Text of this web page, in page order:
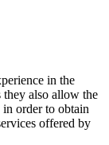
in the
they also allow the
order to obtain
offered by